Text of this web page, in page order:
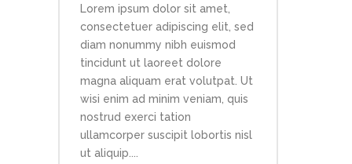
Lorem ipsum dolor sit amet,
consectetuer adipiscing elit, sed
diam nonummy nibh euismod
tincidunt ut laoreet dolore
magna aliquam erat volutpat. Ut
wisi enim ad minim veniam, quis
nostrud exerci tation
ullamcorper suscipit lobortis nisl
ut aliquip....